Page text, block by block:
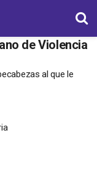
de Violencia
al que le